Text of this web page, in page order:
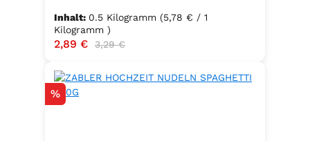
Inhalt: 0.5 Kilogramm (5,78 € / 1
Kilogramm )
Verkaufspreis:
2,89 € Regulärer Preis:
3,29 €
Rabatt
%